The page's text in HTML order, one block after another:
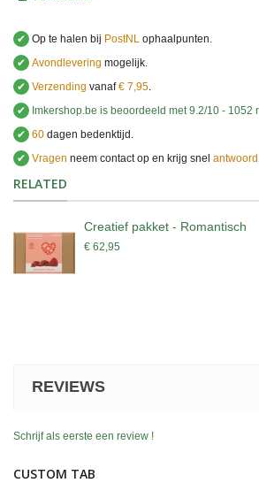
✔ Op te halen bij PostNL ophaalpunten.
✔ Avondlevering mogelijk.
✔ Verzending vanaf€ 7,95
✔
Imkershop.be is beoordeeld met 9.2/10 - 1052
✔ 60 dagen bedenktijd.
✔ Vragen neem contact op en krijg snel antwoord
RELATED
Creatief pakket - Romantisch
€ 62,95
REVIEWS
Schrijf als eerste een review !
CUSTOM TAB